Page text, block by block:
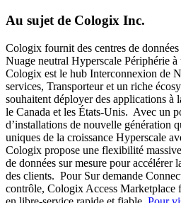
Au sujet de Cologix Inc.
Cologix fournit des centres de
Nuage neutral Hyperscale Périphérie
Cologix est le hub Interconnexion de
services, Transporteur et un riche
souhaitent déployer des applications à
le Canada et les États-Unis. Avec un
d’installations de nouvelle génération
uniques de la croissance Hyperscale
Cologix propose une flexibilité
de données sur mesure pour accélérer
des clients. Pour Sur demande
contrôle, Cologix Access Marketplace